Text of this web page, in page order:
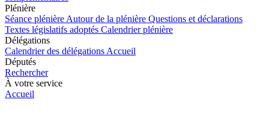
Plénière
Séance plénière Autour de la plénière Questions et déclarations
Textes législatifs adoptés Calendrier plénière
Délégations
Calendrier des délégations Accueil
Députés
Rechercher
À votre service
Accueil